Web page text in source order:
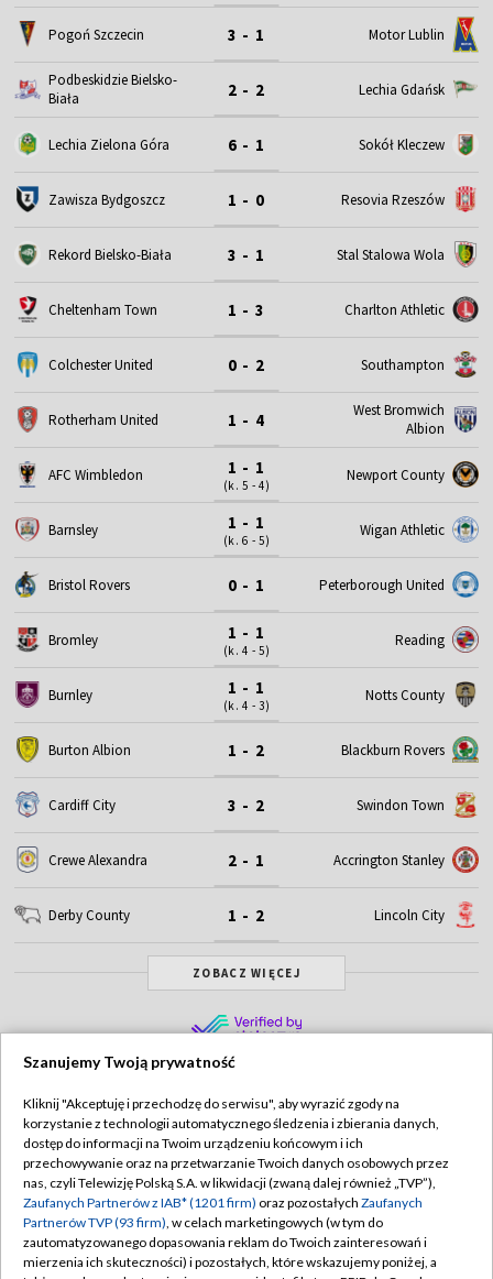
Pogoń Szczecin 3 - 1 Motor Lublin
Podbeskidzie Bielsko-
Biała
2 - 2 Lechia Gdańsk
Lechia Zielona Góra 6 - 1 Sokół Kleczew
Zawisza Bydgoszcz 1 - 0 Resovia Rzeszów
Rekord Bielsko-Biała 3 - 1 Stal Stalowa Wola
Cheltenham Town 1 - 3 Charlton Athletic
Colchester United 0 - 2 Southampton
Rotherham United 1 - 4
West Bromwich
Albion
AFC Wimbledon 1 - 1
(k. 5 - 4)
Newport County
Barnsley 1 - 1
(k. 6 - 5)
Wigan Athletic
Bristol Rovers 0 - 1 Peterborough United
Bromley 1 - 1
(k. 4 - 5)
Reading
Burnley 1 - 1
(k. 4 - 3)
Notts County
Burton Albion 1 - 2 Blackburn Rovers
Cardiff City 3 - 2 Swindon Town
Crewe Alexandra 2 - 1 Accrington Stanley
Derby County 1 - 2 Lincoln City
ZOBACZ WIĘCEJ
TVP
Abonament TVP
Sklep TVP
Biuro Reklamy
Oferta Handlowa
Regulamin TVP
Polityka prywatności
Moje zgody
Biuro reklamy
Szanujemy Twoją prywatność
Kliknij "Akceptuję i przechodzę do serwisu", aby wyrazić zgody na
korzystanie z technologii automatycznego śledzenia i zbierania danych,
dostęp do informacji na Twoim urządzeniu końcowym i ich
przechowywanie oraz na przetwarzanie Twoich danych osobowych przez
nas, czyli Telewizję Polską S.A. w likwidacji (zwaną dalej również „TVP”),
Zaufanych Partnerów z IAB* (1201 firm) oraz pozostałych Zaufanych
Partnerów TVP (93 firm), w celach marketingowych (w tym do
zautomatyzowanego dopasowania reklam do Twoich zainteresowań i
mierzenia ich skuteczności) i pozostałych, które wskazujemy poniżej, a